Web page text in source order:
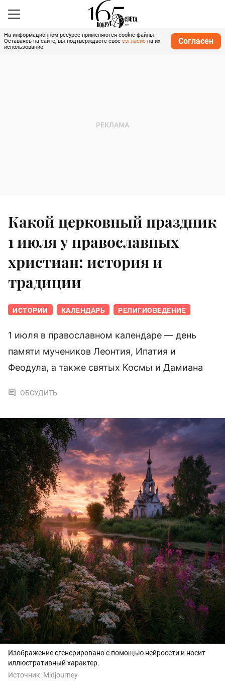
На информационном ресурсе применяются cookie-файлы.
Оставаясь на сайте, вы подтверждаете свое согласие на их
использование.
Согласен
Какой церковный праздник
1 июля у православных
христиан: история и
традиции
ИСТОРИИ КАЛЕНДАРЬ РЕЛИГИОВЕДЕНИЕ
1 июля в православном календаре — день
памяти мучеников Леонтия, Ипатия и
Феодула, а также святых Космы и Дамиана
ОБСУДИТЬ
Изображение сгенерировано с помощью нейросети и носит
иллюстративный характер.
Источник: Midjourney